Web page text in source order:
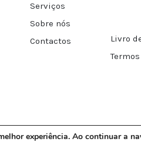
Serviços
Sobre nós
Contactos
Livro
experiência. Ao continuar a